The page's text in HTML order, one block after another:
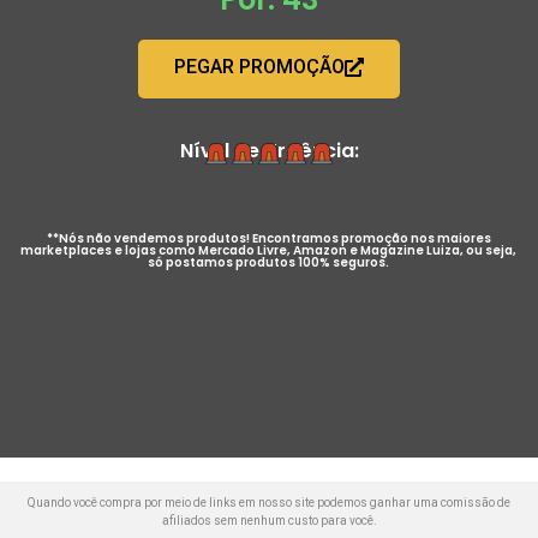
PEGAR PROMOÇÃO
Nível de Urgência:
**Nós não vendemos produtos! Encontramos promoção nos maiores
marketplaces e lojas como Mercado Livre, Amazon e Magazine Luiza, ou seja,
só postamos produtos 100% seguros.
Quando você compra por meio de links em nosso site podemos ganhar uma comissão de
afiliados sem nenhum custo para você.